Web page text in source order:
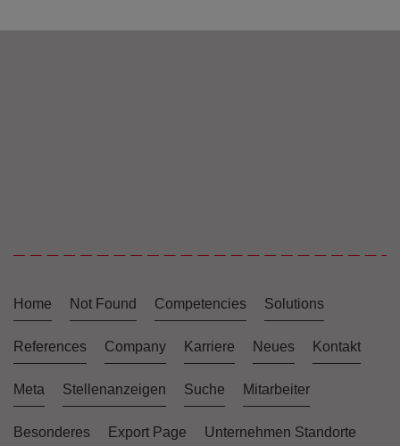
Home Not Found Competencies Solutions
References Company Karriere Neues Kontakt
Meta Stellenanzeigen Suche Mitarbeiter
Besonderes Export Page Unternehmen Standorte